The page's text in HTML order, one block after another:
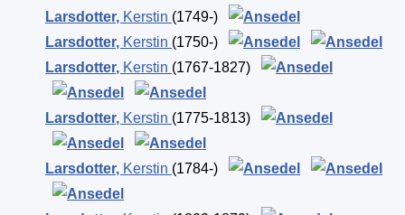
Larsdotter, Kerstin (1749-)
Larsdotter, Kerstin (1750-)
Larsdotter, Kerstin (1767-1827)
Larsdotter, Kerstin (1775-1813)
Larsdotter, Kerstin (1784-)